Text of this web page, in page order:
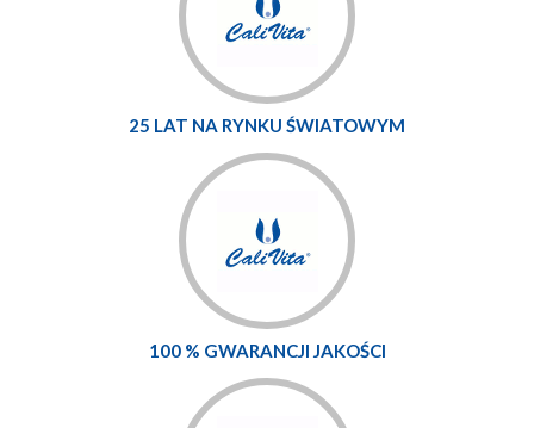
25 LAT NA RYNKU ŚWIATOWYM
100 % GWARANCJI JAKOŚCI